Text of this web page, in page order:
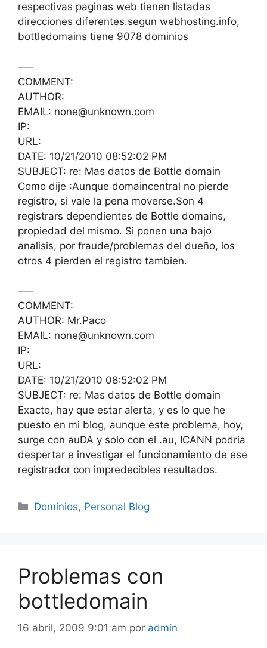
respectivas paginas web tienen listadas
direcciones diferentes.segun webhosting.info,
bottledomains tiene 9078 dominios
—–
COMMENT:
AUTHOR:
EMAIL: none@unknown.com
IP:
URL:
DATE: 10/21/2010 08:52:02 PM
SUBJECT: re: Mas datos de Bottle domain
Como dije :Aunque domaincentral no pierde
registro, si vale la pena moverse.Son 4
registrars dependientes de Bottle domains,
propiedad del mismo. Si ponen una bajo
analisis, por fraude/problemas del dueño, los
otros 4 pierden el registro tambien.
—–
COMMENT:
AUTHOR: Mr.Paco
EMAIL: none@unknown.com
IP:
URL:
DATE: 10/21/2010 08:52:02 PM
SUBJECT: re: Mas datos de Bottle domain
Exacto, hay que estar alerta, y es lo que he
puesto en mi blog, aunque este problema, hoy,
surge con auDA y solo con el .au, ICANN podria
despertar e investigar el funcionamiento de ese
registrador con impredecibles resultados.
Categorías
Dominios, Personal Blog
Problemas con
bottledomain
16 abril, 2009 9:01 am por admin